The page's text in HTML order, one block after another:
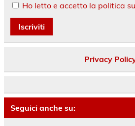
Ho letto e accetto la politica
Privacy
Seguici anche su: